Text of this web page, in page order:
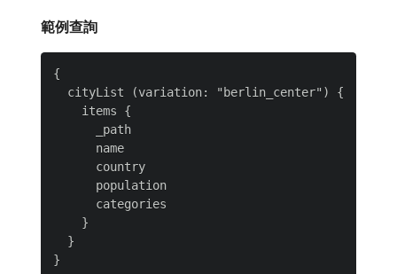
範例查詢
{
  cityList (variation: "berlin_center") {
    items {
      _path
      name
      country
      population
      categories
    }
  }